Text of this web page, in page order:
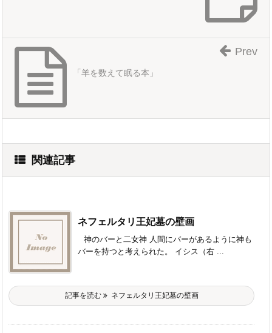
「羊を数えて眠る本」
Prev
関連記事
ネフェルタリ王妃墓の壁画
神のバーと二女神 人間にバーがあるように神も
バーを持つと考えられた。 イシス（右 ...
記事を読む ネフェルタリ王妃墓の壁画